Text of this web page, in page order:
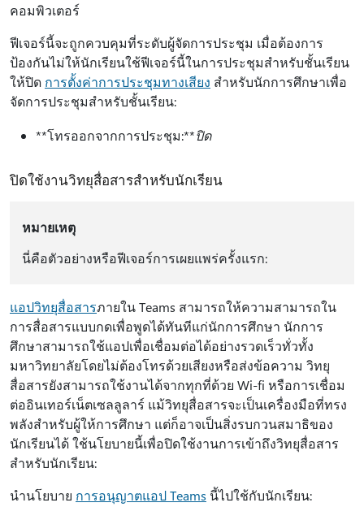
คอมพิวเตอร์
ฟีเจอร์นี้จะถูกควบคุมที่ระดับผู้จัดการประชุม เมื่อต้องการ
ป้องกันไม่ให้นักเรียนใช้ฟีเจอร์นี้ในการประชุมสําหรับชั้นเรียน
ให้ปิด การตั้งค่าการประชุมทางเสียง สําหรับนักการศึกษาเพื่อ
จัดการประชุมสําหรับชั้นเรียน:
**โทรออกจากการประชุม:**ปิด
ปิดใช้งานวิทยุสื่อสารสำหรับนักเรียน
หมายเหตุ
นี่คือตัวอย่างหรือฟีเจอร์การเผยแพร่ครั้งแรก:
แอปวิทยุสื่อสารภายใน Teams สามารถให้ความสามารถใน
การสื่อสารแบบกดเพื่อพูดได้ทันทีแก่นักการศึกษา นักการ
ศึกษาสามารถใช้แอปเพื่อเชื่อมต่อได้อย่างรวดเร็วทั่วทั้ง
มหาวิทยาลัยโดยไม่ต้องโทรด้วยเสียงหรือส่งข้อความ วิทยุ
สื่อสารยังสามารถใช้งานได้จากทุกที่ด้วย Wi-fi หรือการเชื่อม
ต่ออินเทอร์เน็ตเซลลูลาร์ แม้วิทยุสื่อสารจะเป็นเครื่องมือที่ทรง
พลังสำหรับผู้ให้การศึกษา แต่ก็อาจเป็นสิ่งรบกวนสมาธิของ
นักเรียนได้ ใช้นโยบายนี้เพื่อปิดใช้งานการเข้าถึงวิทยุสื่อสาร
สำหรับนักเรียน:
นํานโยบาย การอนุญาตแอป Teams นี้ไปใช้กับนักเรียน: